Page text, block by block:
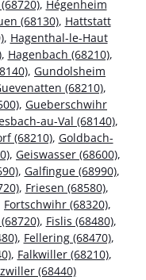
, Hégenheim
(68130), Hattstatt
, Hagenthal-le-Haut
, Hagenbach (68210),
, Gundolsheim
(68210),
, Gueberschwihr
au-Val (68140),
(68210), Goldbach-
, Geiswasser (68600),
, Galfingue (68990),
, Friesen (68580),
Fortschwihr (68320),
, Fislis (68480),
, Fellering (68470),
, Falkwiller (68210),
(68440)